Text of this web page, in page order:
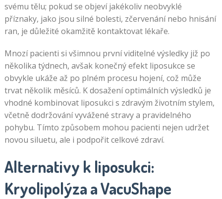
svému tělu; pokud se objeví jakékoliv neobvyklé
příznaky, jako jsou silné bolesti, zčervenání nebo hnisání
ran, je důležité okamžitě kontaktovat lékaře.
Mnozí pacienti si všimnou první viditelné výsledky již po
několika týdnech, avšak konečný efekt liposukce se
obvykle ukáže až po plném procesu hojení, což může
trvat několik měsíců. K dosažení optimálních výsledků je
vhodné kombinovat liposukci s zdravým životním stylem,
včetně dodržování vyvážené stravy a pravidelného
pohybu. Tímto způsobem mohou pacienti nejen udržet
novou siluetu, ale i podpořit celkové zdraví.
Alternativy k liposukci:
Kryolipolýza a VacuShape